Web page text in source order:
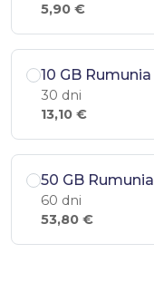
5,90 €
10 GB Rumunia
30 dni
13,10 €
50 GB Rumunia
60 dni
53,80 €